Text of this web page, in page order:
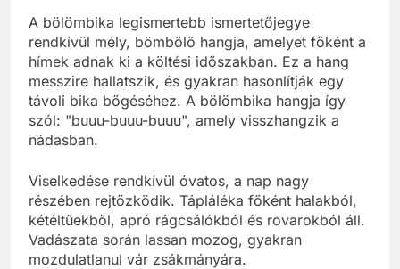
A bölömbika legismertebb ismertetőjegye
rendkívül mély, bömbölő hangja, amelyet főként a
hímek adnak ki a költési időszakban. Ez a hang
messzire hallatszik, és gyakran hasonlítják egy
távoli bika bőgéséhez. A bölömbika hangja így
szól: "buuu-buuu-buuu", amely visszhangzik a
nádasban.
Viselkedése rendkívül óvatos, a nap nagy
részében rejtőzködik. Tápláléka főként halakból,
kétéltűekből, apró rágcsálókból és rovarokból áll.
Vadászata során lassan mozog, gyakran
mozdulatlanul vár zsákmányára.